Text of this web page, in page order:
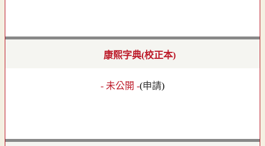
康熙字典(校正本)
- 未公開 -(申請)